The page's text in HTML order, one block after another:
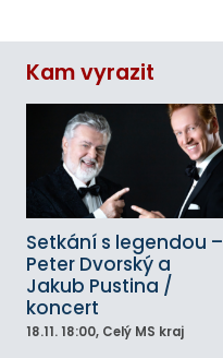
Kam vyrazit
Setkání s legendou –
Peter Dvorský a
Jakub Pustina /
koncert
18.11. 18:00, Celý MS kraj